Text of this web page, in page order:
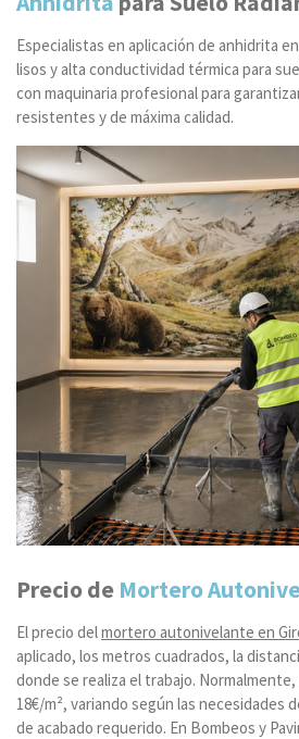
Especialistas en aplicación de anhidrita
lisos y alta conductividad térmica para
con maquinaria profesional para
resistentes y de máxima calidad.
Precio de Mortero
El precio del mortero autonivelante en
aplicado, los metros cuadrados, la
donde se realiza el trabajo.
18€/m², variando según las necesidades
de acabado requerido. En Bombeos y